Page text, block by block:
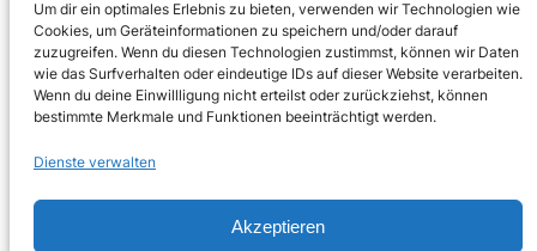
Um dir ein optimales Erlebnis zu bieten, verwenden wir Technologien wie
Cookies, um Geräteinformationen zu speichern und/oder darauf
zuzugreifen. Wenn du diesen Technologien zustimmst, können wir Daten
wie das Surfverhalten oder eindeutige IDs auf dieser Website verarbeiten.
Wenn du deine Einwillligung nicht erteilst oder zurückziehst, können
bestimmte Merkmale und Funktionen beeinträchtigt werden.
Dienste verwalten
Akzeptieren
SOZIALE NETZWERKE
Facebook
Instagram